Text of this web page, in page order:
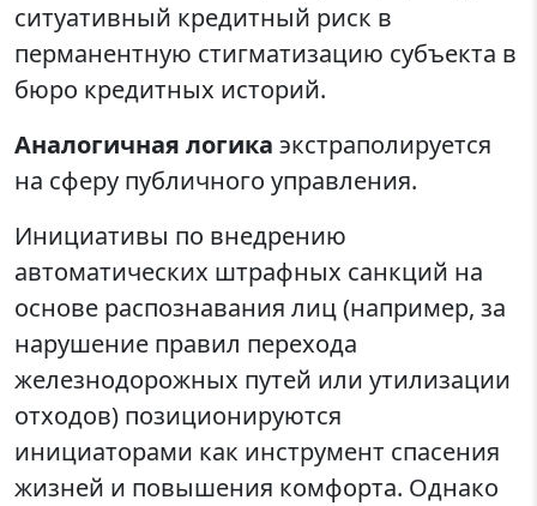
ситуативный кредитный риск в
перманентную стигматизацию субъекта в
бюро кредитных историй.
Аналогичная логика экстраполируется
на сферу публичного управления.
Инициативы по внедрению
автоматических штрафных санкций на
основе распознавания лиц (например, за
нарушение правил перехода
железнодорожных путей или утилизации
отходов) позиционируются
инициаторами как инструмент спасения
жизней и повышения комфорта. Однако